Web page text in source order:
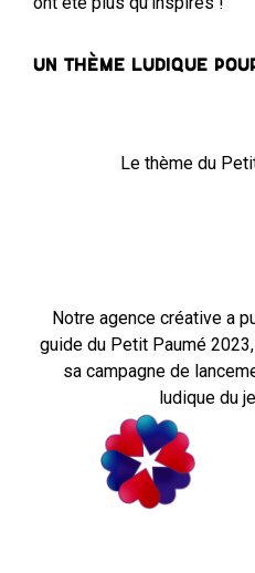
UN THÈME LUDIQUE
Le thème du
Notre agence créative a
guide du Petit Paumé
sa campagne de
ludique du